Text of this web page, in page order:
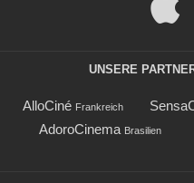
UNSERE
AlloCiné Frankreich
AdoroCinema Brasilien